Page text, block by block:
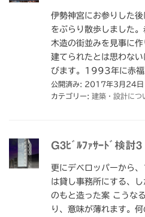
伊勢神宮にお参りした
をぶらり散歩しました
木造の街並みを見事に
建てられたとは思わな
びます。1993年に赤
公開済み: 2017年3月24日
カテゴリー: 建築・設計につ
G3ﾋﾞﾙﾌｧｻｰﾄﾞ検討3
更にデベロッパーから
は貸し事務所にする、
のもと造った案 こうな
り、意味が薄れます。